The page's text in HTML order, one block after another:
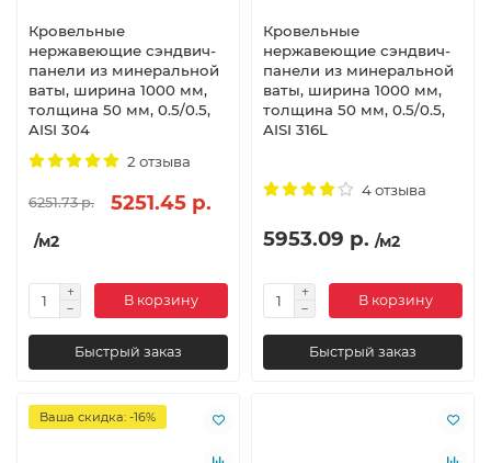
Кровельные
нержавеющие сэндвич-
панели из минеральной
ваты, ширина 1000 мм,
толщина 50 мм, 0.5/0.5,
AISI 304
2 отзыва
6251.73 р. 5251.45 р.
/м2
В корзину
Быстрый заказ
Кровельные
нержавеющие сэндвич-
панели из минеральной
ваты, ширина 1000 мм,
толщина 50 мм, 0.5/0.5,
AISI 316L
4 отзыва
5953.09 р. /м2
В корзину
Быстрый заказ
Ваша скидка: -16%